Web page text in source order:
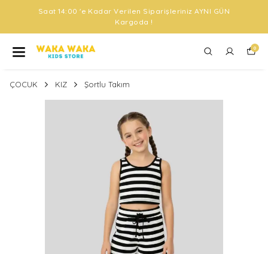
Saat 14:00 'e Kadar Verilen Siparişleriniz AYNI GÜN
Kargoda !
0
ÇOCUK KIZ Şortlu Takım